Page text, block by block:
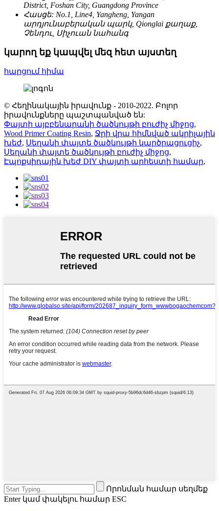
District, Foshan City, Guangdong Province
Հասցե: No.1, Line4, Yangheng, Yangan
արդյունաբերական պարկ, Qionglai քաղաք,
Չենդու, Սիչուան նահանգ
կարող եք կապվել մեզ հետ այստեղ
հարցում հիմա
© Հեղինակային իրավունք - 2010-2022. Բոլոր
իրավունքները պաշտպանված են:
Փայտի այբբենարանի ծածկույթի բուժիչ միջոց,
Wood Primer Coating Resin, Ջրի վրա հիմնված ակրիլային
խեժ, Սեղանի փայտե ծածկույթի կարծրացուցիչ,
Սեղանի փայտե ծածկույթի բուժիչ միջոց,
Էպոքսիդային խեժ DIY փայտի արհեստի համար,
Որոնման համար սեղմեք
Enter կամ փակելու համար ESC